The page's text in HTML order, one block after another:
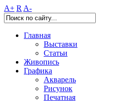
A+ R A-
Главная
Выставки
Статьи
Живопись
Графика
Акварель
Рисунок
Печатная